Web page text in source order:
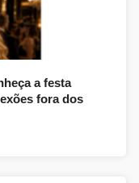
a festa
fora dos